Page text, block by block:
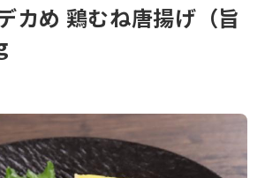
カめ 鶏むね唐揚げ（旨